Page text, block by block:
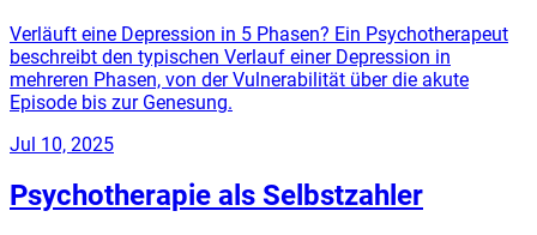
Verläuft eine Depression in 5 Phasen? Ein Psychotherapeut
beschreibt den typischen Verlauf einer Depression in
mehreren Phasen, von der Vulnerabilität über die akute
Episode bis zur Genesung.
Jul 10, 2025
Psychotherapie als Selbstzahler